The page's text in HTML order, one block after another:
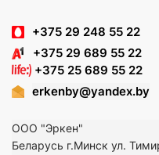
+375 29 248 55 22
+375 29 689 55 22
+375 25 689 55 22
erkenby@yandex.by
ООО "Эркен"
Беларусь г.Минск ул.